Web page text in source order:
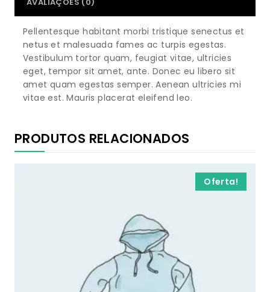
Pellentesque habitant morbi tristique senectus et
netus et malesuada fames ac turpis egestas.
Vestibulum tortor quam, feugiat vitae, ultricies
eget, tempor sit amet, ante. Donec eu libero sit
amet quam egestas semper. Aenean ultricies mi
vitae est. Mauris placerat eleifend leo.
PRODUTOS RELACIONADOS
Oferta!